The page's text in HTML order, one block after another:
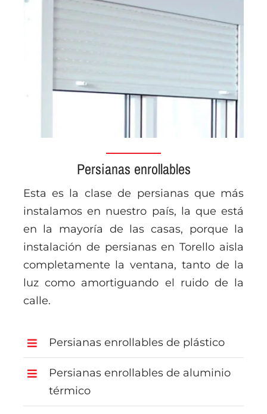
Persianas enrollables
Esta es la clase de persianas que más
instalamos en nuestro país, la que está
en la mayoría de las casas, porque la
instalación de persianas en Torello aisla
completamente la ventana, tanto de la
luz como amortiguando el ruido de la
calle.
Persianas enrollables de plástico
Persianas enrollables de aluminio
térmico